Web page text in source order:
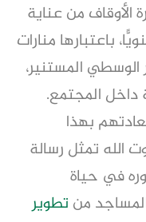
الأوقاف من عناية
باعتبارها منارات
الوسطي المستنير،
داخل المجتمع.
بهذا
الله تمثل رسالة
في حياة
من تطوير